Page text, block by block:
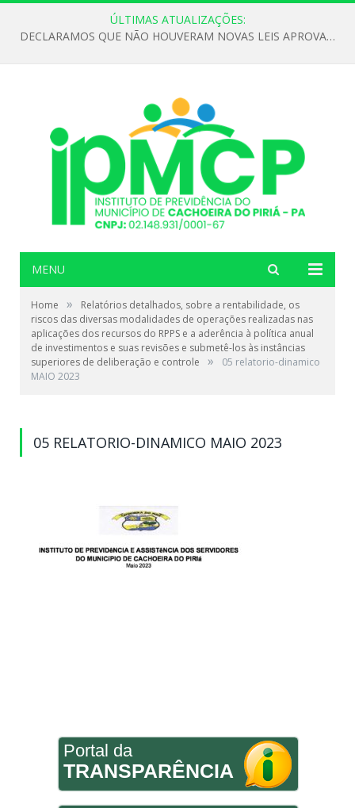
ÚLTIMAS ATUALIZAÇÕES:
DECLARAMOS QUE NÃO HOUVERAM NOVAS LEIS APROVADAS ATÉ O MOMENTO PARA O INSTITUTO DE PREVIDÊNCIA NO ANO DE 2026
MENU
Home »
Relatórios detalhados, sobre a rentabilidade, os
riscos das diversas modalidades de operações realizadas nas
aplicações dos recursos do RPPS e a aderência à política anual
de investimentos e suas revisões e submetê-los às instâncias
superiores de deliberação e controle
»
05 relatorio-dinamico
MAIO 2023
05 RELATORIO-DINAMICO MAIO 2023
Portal da
TRANSPARÊNCIA